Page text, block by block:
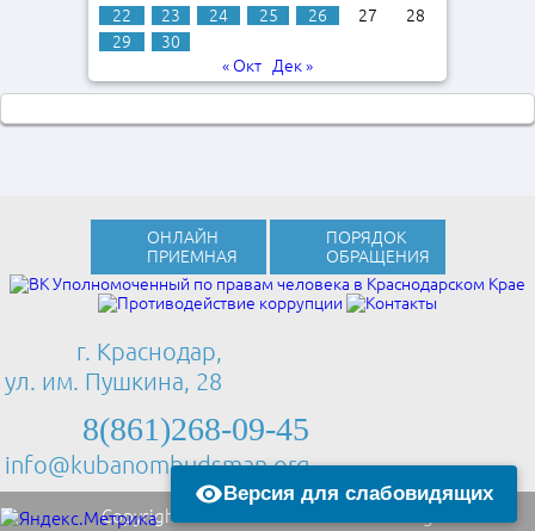
22
23 24 25 26 27
28
29
30
« Окт
Дек »
ОНЛАЙН
ПРИЕМНАЯ
ПОРЯДОК
ОБРАЩЕНИЯ
г. Краснодар,
ул. им. Пушкина, 28
8(861)268-09-45
info@kubanombudsman.org
Copyright © 2013 Kubanombudsman.org
Версия для слабовидящих